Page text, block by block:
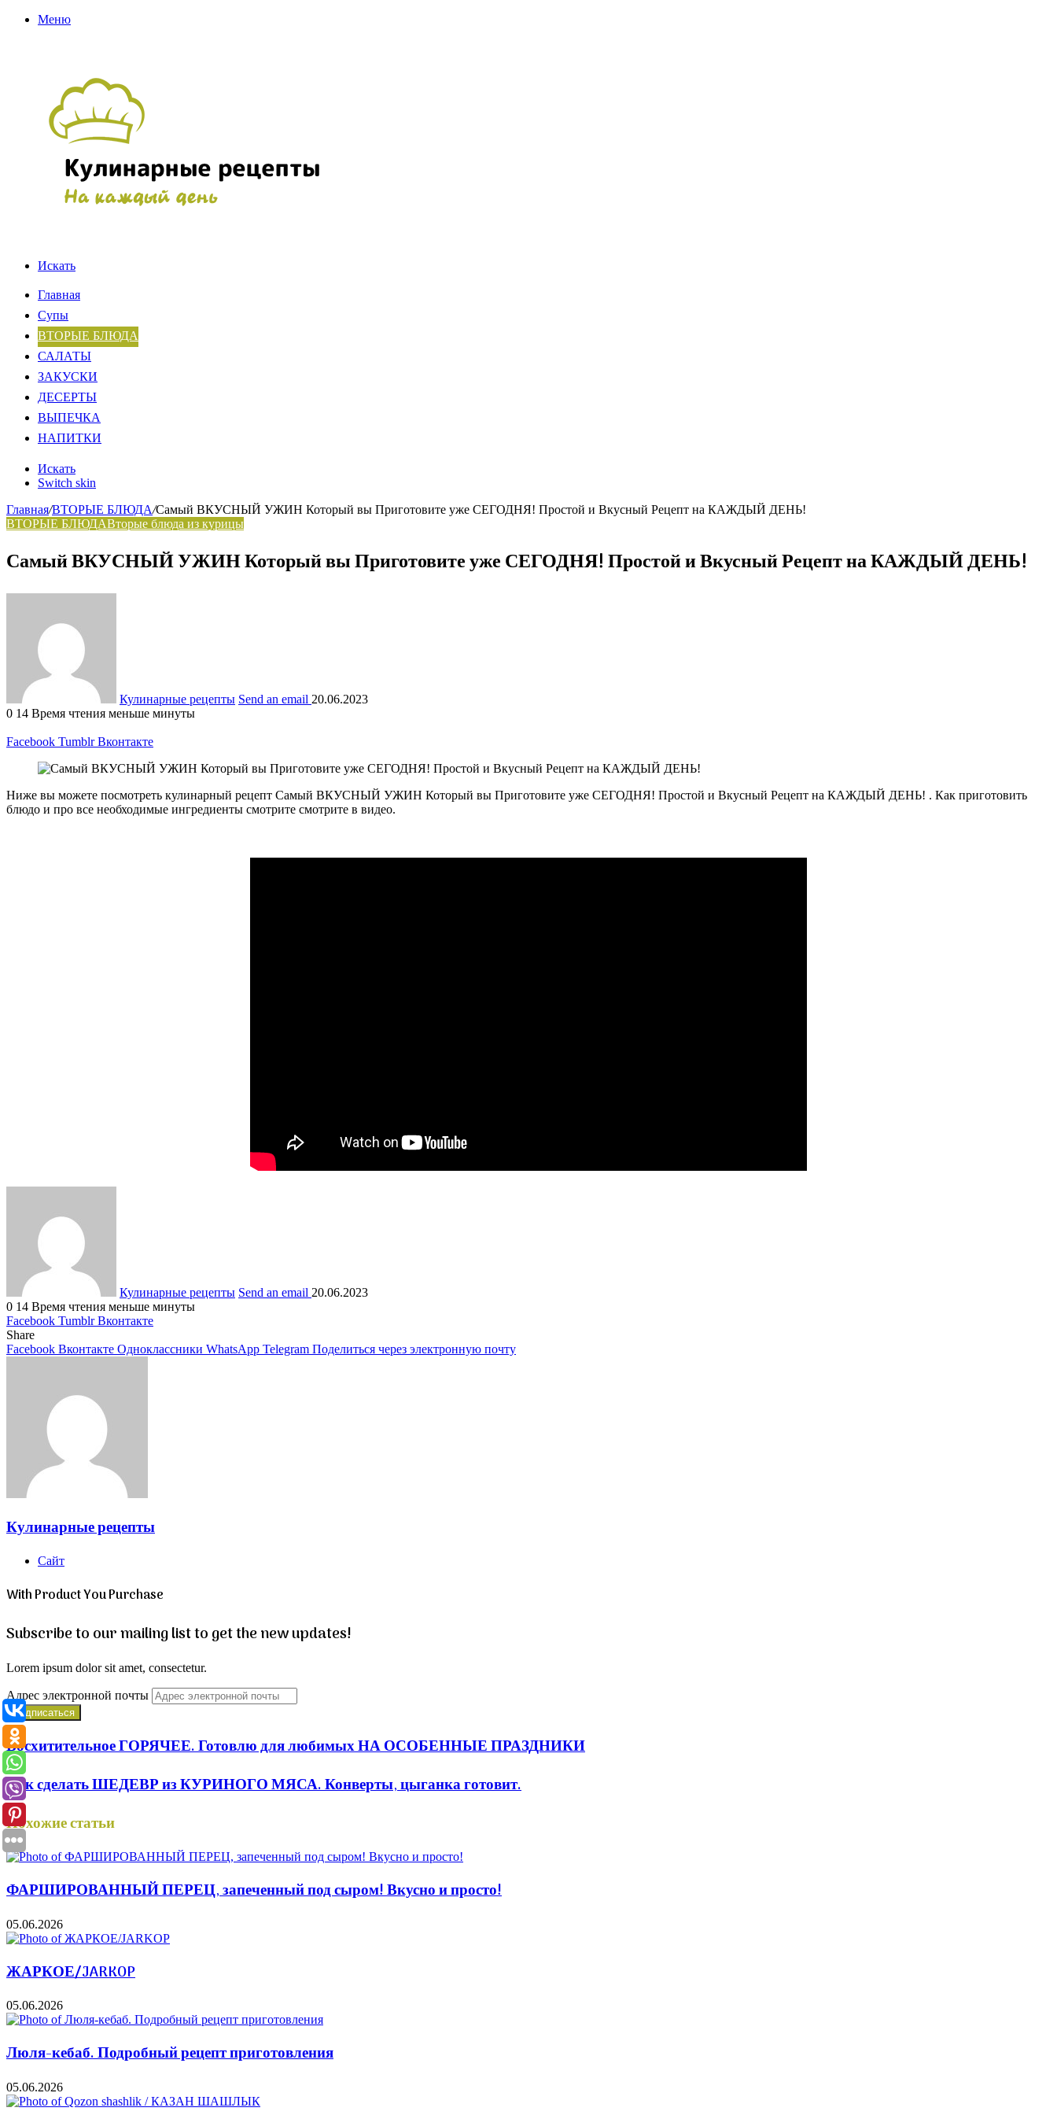
Меню
Искать
Главная
Супы
ВТОРЫЕ БЛЮДА
САЛАТЫ
ЗАКУСКИ
ДЕСЕРТЫ
ВЫПЕЧКА
НАПИТКИ
Искать
Switch skin
Главная/ВТОРЫЕ БЛЮДА/Самый ВКУСНЫЙ УЖИН Который вы Приготовите уже СЕГОДНЯ! Простой и Вкусный Рецепт на КАЖДЫЙ ДЕНЬ!
ВТОРЫЕ БЛЮДАВторые блюда из курицы
Самый ВКУСНЫЙ УЖИН Который вы Приготовите уже СЕГОДНЯ! Простой и Вкусный Рецепт на КАЖДЫЙ ДЕНЬ!
Кулинарные рецепты Send an email 20.06.2023
0 14 Время чтения меньше минуты
Facebook Tumblr Вконтакте
Ниже вы можете посмотреть кулинарный рецепт Самый ВКУСНЫЙ УЖИН Который вы Приготовите уже СЕГОДНЯ! Простой и Вкусный Рецепт на КАЖДЫЙ ДЕНЬ! . Как приготовить
блюдо и про все необходимые ингредиенты смотрите смотрите в видео.
Кулинарные рецепты Send an email 20.06.2023
0 14 Время чтения меньше минуты
Facebook Tumblr Вконтакте
Share
Facebook Вконтакте Одноклассники WhatsApp Telegram Поделиться через электронную почту
Кулинарные рецепты
Сайт
With Product You Purchase
Subscribe to our mailing list to get the new updates!
Lorem ipsum dolor sit amet, consectetur.
Адрес электронной почты
Восхитительное ГОРЯЧЕЕ. Готовлю для любимых НА ОСОБЕННЫЕ ПРАЗДНИКИ
Как сделать ШЕДЕВР из КУРИНОГО МЯСА. Конверты, цыганка готовит.
Похожие статьи
ФАРШИРОВАННЫЙ ПЕРЕЦ, запеченный под сыром! Вкусно и просто!
05.06.2026
ЖАРКОЕ/JARKOP
05.06.2026
Люля-кебаб. Подробный рецепт приготовления
05.06.2026